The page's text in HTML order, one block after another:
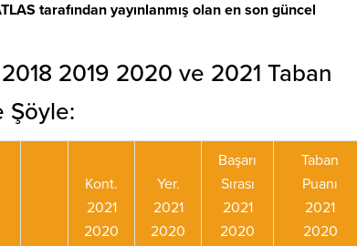
tarafından yayınlanmış olan en son güncel
2019 2020 ve 2021 Taban
Şöyle:
Kont.
2021
2020
Yer.
2021
2020
Başarı
Sırası
2021
2020
Taban
Puanı
2021
2020